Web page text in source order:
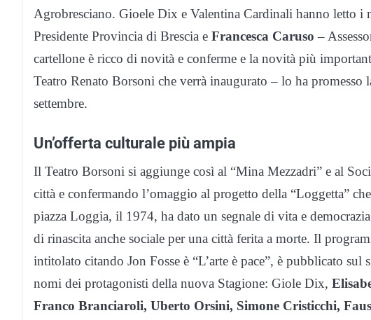
Agrobresciano. Gioele Dix e Valentina Cardinali hanno letto i
Presidente Provincia di Brescia e Francesca Caruso –
cartellone è ricco di novità e conferme e la novità più
Teatro Renato Borsoni che verrà inaugurato – lo ha promesso
settembre.
Un’offerta culturale più ampia
Il Teatro Borsoni si aggiunge così al “Mina Mezzadri” e al
città e confermando l’omaggio al progetto della “Loggetta”
piazza Loggia, il 1974, ha dato un segnale di vita e
di rinascita anche sociale per una città ferita a morte. Il
intitolato citando Jon Fosse è “L’arte è pace”, è pubblicato
nomi dei protagonisti della nuova Stagione: Giole Dix,
Franco Branciaroli, Uberto Orsini, Simone Cristicchi,